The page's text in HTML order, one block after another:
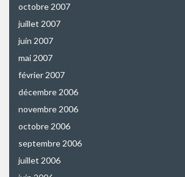
octobre 2007
juillet 2007
juin 2007
mai 2007
février 2007
décembre 2006
novembre 2006
octobre 2006
septembre 2006
juillet 2006